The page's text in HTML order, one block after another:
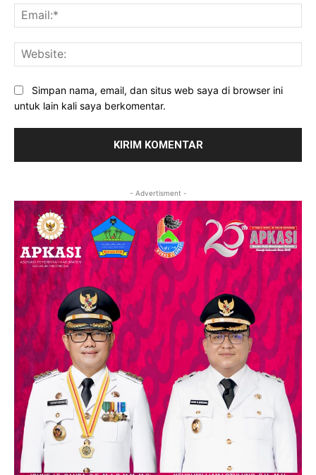
Simpan nama, email, dan situs web saya di browser ini
untuk lain kali saya berkomentar.
- Advertisment -